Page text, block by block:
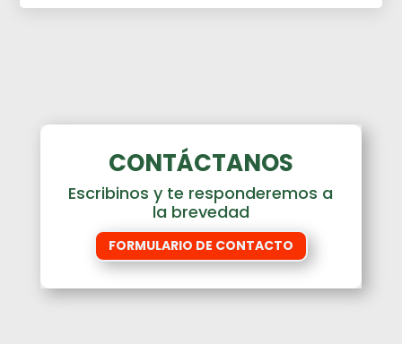
CONTÁCTANOS
Escribinos y te responderemos a
la brevedad
FORMULARIO DE CONTACTO